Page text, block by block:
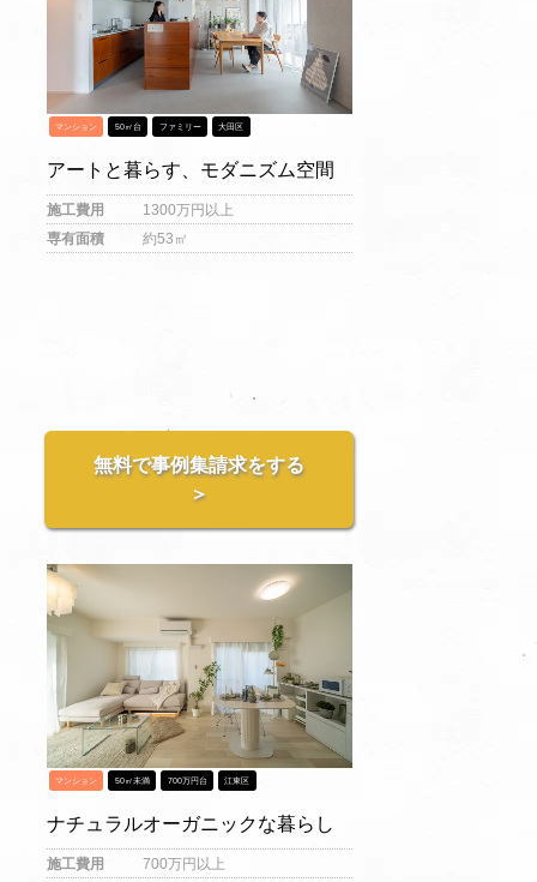
マンション 50㎡台 ファミリー 大田区
アートと暮らす、モダニズム空間
施工費用
1300万円以上
専有面積
約53㎡
無料で事例集請求をする
＞
マンション 50㎡未満 700万円台 江東区
ナチュラルオーガニックな暮らし
施工費用
700万円以上